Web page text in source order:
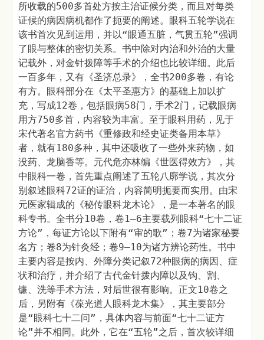
所收载的500多首处方按主治证候分类，而且对每类
证候的病因病机都作了扼要的阐述。眼科五轮学说在
该书首次见到运用，并以“眼通五脏，气贯五轮”强调
了眼与整体的密切关系。书中除对内治和外治的大量
记载外，对金针拨障等手术的介绍也比较详细。此后
一百多年，又有《圣济总录》，全书200多卷，有论
有方。眼科部分在《太平圣惠方》的基础上加以扩
充，写成12卷，包括眼病58门，手术2门，记载眼病
用方750多首，内容较为丰富。至于眼科用药，见于
宋代著名官方药书《重修政和经史证类备用本草》
者，就有180多种，其中还吸收了一些外来药物，如
没药、龙脑香等。元代危亦林编《世医得效方》，其
中眼科一卷，首先重点阐述了五轮八廓学说，其次分
别叙述眼科72证的证治，内容简明扼要而实用。由宋
元医家辑成的《秘传眼科龙木论》，是一本著名的眼
科专书。全书分10卷，卷1—6主要载列眼科“七十二证
方论”，每证方论以下附有“审的歌”；卷7为诸家秘要
名方；卷8为针灸经；卷9—10为诸方辨论药性。书中
主要内容是按内、外障分类记叙72种眼病的病因、症
状和治疗，并介绍了古代金针拨内障以及钩、割、
镰、洗等手术方法，对后世很有影响。正文10卷之
后，另附有《葆光道人眼科龙木集》，其主要部分
是“眼科七十二问”，具体内容与前面“七十二证方
论”并不相同。此外，它在“五轮”之后，首次较详细